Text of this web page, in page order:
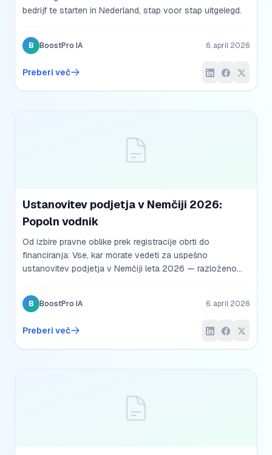
bedrijf te starten in Nederland, stap voor stap uitgelegd.
B BoostPro IA 6. april 2026
Preberi več
Ustanovitev podjetja v Nemčiji 2026:
Popoln vodnik
Od izbire pravne oblike prek registracije obrti do
financiranja: Vse, kar morate vedeti za uspešno
ustanovitev podjetja v Nemčiji leta 2026 — razloženo
B BoostPro IA 6. april 2026
Preberi več